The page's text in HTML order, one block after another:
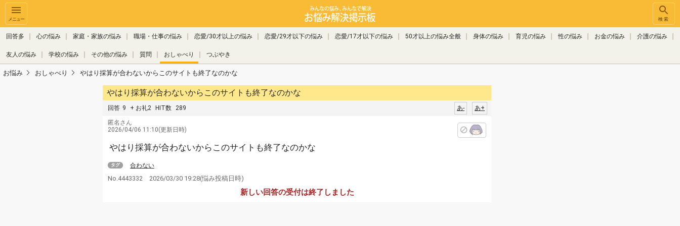
メニュー 検索
回答多 心の悩み 家庭・家族の悩み 職場・仕事の悩み 恋愛/30才以上の悩み 恋愛/29才以下の悩み 恋愛/17才以下の悩み 50才以上の悩み全般 身体の悩み 育児の悩み 性の悩み お金の悩み 介護の悩み
友人の悩み 学校の悩み その他の悩み 質問 おしゃべり つぶやき
お悩み おしゃべり やはり採算が合わないからこのサイトも終了なのかな
やはり採算が合わないからこのサイトも終了なのかな
回答 9 + お礼2 HIT数 289 あ+
あ-
匿名さん
2026/04/06 11:10(更新日時)
やはり採算が合わないからこのサイトも終了なのかな
タグ 合わない
No.4443332 2026/03/30 19:28(悩み投稿日時)
新しい回答の受付は終了しました